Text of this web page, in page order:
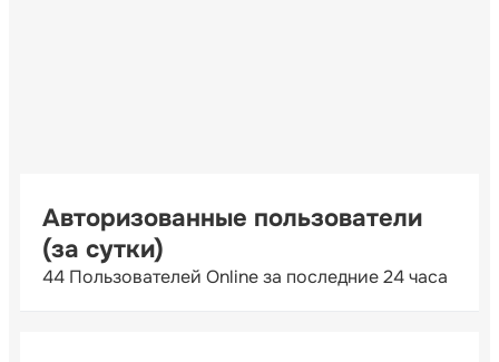
Авторизованные пользователи
(за сутки)
44 Пользователей Online за последние 24 часа